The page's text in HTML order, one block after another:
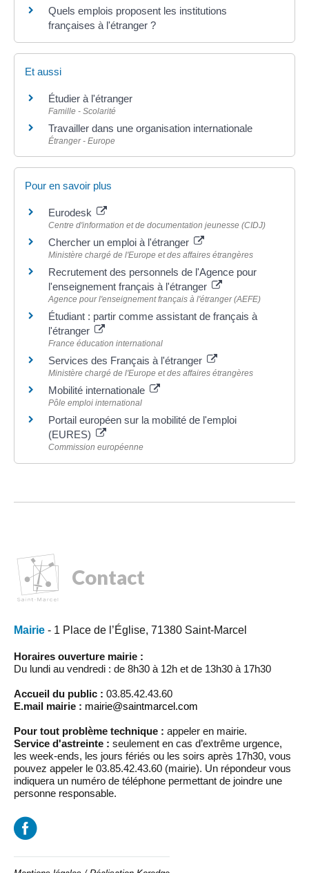
Quels emplois proposent les institutions
françaises à l'étranger ?
Et aussi
Étudier à l'étranger
Famille - Scolarité
Travailler dans une organisation internationale
Étranger - Europe
Pour en savoir plus
Eurodesk
Centre d'information et de documentation jeunesse (CIDJ)
Chercher un emploi à l'étranger
Ministère chargé de l'Europe et des affaires étrangères
Recrutement des personnels de l'Agence pour
l'enseignement français à l'étranger
Agence pour l'enseignement français à l'étranger (AEFE)
Étudiant : partir comme assistant de français à
l'étranger
France éducation international
Services des Français à l'étranger
Ministère chargé de l'Europe et des affaires étrangères
Mobilité internationale
Pôle emploi international
Portail européen sur la mobilité de l'emploi
(EURES)
Commission européenne
Contact
Mairie - 1 Place de l’Église, 71380 Saint-Marcel
Horaires ouverture mairie :
Du lundi au vendredi : de 8h30 à 12h et de 13h30 à 17h30
Accueil du public : 03.85.42.43.60
E.mail mairie : mairie@saintmarcel.com
Pour tout problème technique : appeler en mairie.
Service d'astreinte : seulement en cas d’extrême urgence,
les week-ends, les jours fériés ou les soirs après 17h30, vous
pouvez appeler le 03.85.42.43.60 (mairie). Un répondeur vous
indiquera un numéro de téléphone permettant de joindre une
personne responsable.